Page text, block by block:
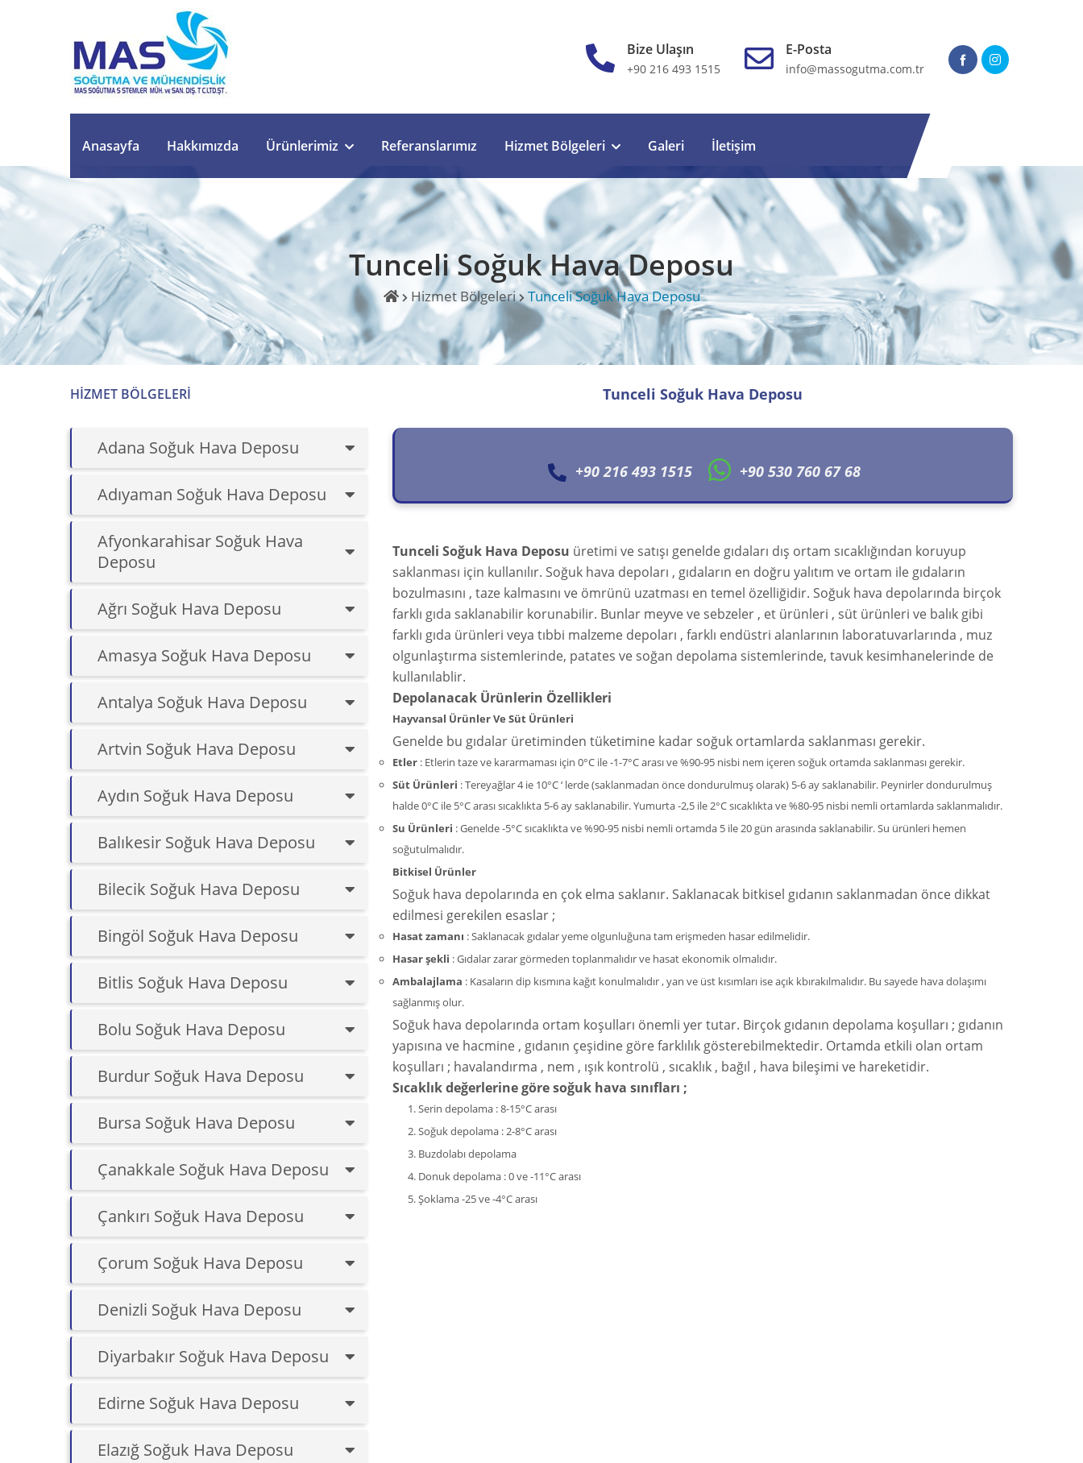
Bize Ulaşın
+90 216 493 1515
E-Posta
info@massogutma.com.tr
Anasayfa Hakkımızda Ürünlerimiz Referanslarımız Hizmet Bölgeleri Galeri İletişim
Tunceli Soğuk Hava Deposu
Hizmet Bölgeleri Tunceli Soğuk Hava Deposu
HIZMET BÖLGELERI
Adana Soğuk Hava Deposu
Adıyaman Soğuk Hava Deposu
Afyonkarahisar Soğuk Hava
Deposu
Ağrı Soğuk Hava Deposu
Amasya Soğuk Hava Deposu
Antalya Soğuk Hava Deposu
Artvin Soğuk Hava Deposu
Aydın Soğuk Hava Deposu
Balıkesir Soğuk Hava Deposu
Bilecik Soğuk Hava Deposu
Bingöl Soğuk Hava Deposu
Bitlis Soğuk Hava Deposu
Bolu Soğuk Hava Deposu
Burdur Soğuk Hava Deposu
Bursa Soğuk Hava Deposu
Çanakkale Soğuk Hava Deposu
Çankırı Soğuk Hava Deposu
Çorum Soğuk Hava Deposu
Denizli Soğuk Hava Deposu
Diyarbakır Soğuk Hava Deposu
Edirne Soğuk Hava Deposu
Elazığ Soğuk Hava Deposu
Tunceli Soğuk Hava Deposu
+90 216 493 1515 +90 530 760 67 68
Tunceli Soğuk Hava Deposu üretimi ve satışı genelde gıdaları dış ortam sıcaklığından koruyup
saklanması için kullanılır. Soğuk hava depoları , gıdaların en doğru yalıtım ve ortam ile gıdaların
bozulmasını , taze kalmasını ve ömrünü uzatması en temel özelliğidir. Soğuk hava depolarında birçok
farklı gıda saklanabilir korunabilir. Bunlar meyve ve sebzeler , et ürünleri , süt ürünleri ve balık gibi
farklı gıda ürünleri veya tıbbi malzeme depoları , farklı endüstri alanlarının laboratuvarlarında , muz
olgunlaştırma sistemlerinde, patates ve soğan depolama sistemlerinde, tavuk kesimhanelerinde de
kullanılablir.
Depolanacak Ürünlerin Özellikleri
Hayvansal Ürünler Ve Süt Ürünleri
Genelde bu gıdalar üretiminden tüketimine kadar soğuk ortamlarda saklanması gerekir.
Etler : Etlerin taze ve kararmaması için 0°C ile -1-7°C arası ve %90-95 nisbi nem içeren soğuk ortamda saklanması gerekir.
Süt Ürünleri : Tereyağlar 4 ie 10°C ‘ lerde (saklanmadan önce dondurulmuş olarak) 5-6 ay saklanabilir. Peynirler dondurulmuş
halde 0°C ile 5°C arası sıcaklıkta 5-6 ay saklanabilir. Yumurta -2,5 ile 2°C sıcaklıkta ve %80-95 nisbi nemli ortamlarda saklanmalıdır.
Su Ürünleri : Genelde -5°C sıcaklıkta ve %90-95 nisbi nemli ortamda 5 ile 20 gün arasında saklanabilir. Su ürünleri hemen
soğutulmalıdır.
Bitkisel Ürünler
Soğuk hava depolarında en çok elma saklanır. Saklanacak bitkisel gıdanın saklanmadan önce dikkat
edilmesi gerekilen esaslar ;
Hasat zamanı : Saklanacak gıdalar yeme olgunluğuna tam erişmeden hasar edilmelidir.
Hasar şekli : Gıdalar zarar görmeden toplanmalıdır ve hasat ekonomik olmalıdır.
Ambalajlama : Kasaların dip kısmına kağıt konulmalıdır , yan ve üst kısımları ise açık kbırakılmalıdır. Bu sayede hava dolaşımı
sağlanmış olur.
Soğuk hava depolarında ortam koşulları önemli yer tutar. Birçok gıdanın depolama koşulları ; gıdanın
yapısına ve hacmine , gıdanın çeşidine göre farklılık gösterebilmektedir. Ortamda etkili olan ortam
koşulları ; havalandırma , nem , ışık kontrolü , sıcaklık , bağıl , hava bileşimi ve hareketidir.
Sıcaklık değerlerine göre soğuk hava sınıfları ;
Serin depolama : 8-15°C arası
Soğuk depolama : 2-8°C arası
Buzdolabı depolama
Donuk depolama : 0 ve -11°C arası
Şoklama -25 ve -4°C arası